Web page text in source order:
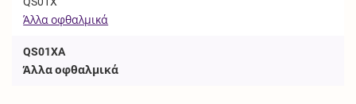
Άλλα οφθαλμικά
QS01XA
Άλλα οφθαλμικά